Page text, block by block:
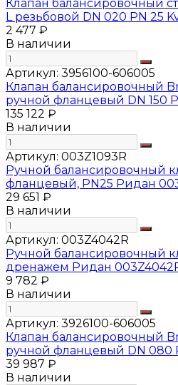
Клапан балансировочный
L резьбовой DN 020 PN 25
2 477 ₽
В наличии
Артикул: 3956100-606005
Клапан балансировочный
ручной фланцевый DN 150
135 122 ₽
В наличии
Артикул: 003Z1093R
Ручной балансировочный
фланцевый, PN25 Ридан
29 651 ₽
В наличии
Артикул: 003Z4042R
Ручной балансировочный
дренажем Ридан
9 782 ₽
В наличии
Артикул: 3926100-606005
Клапан балансировочный
ручной фланцевый DN 080
39 987 ₽
В наличии